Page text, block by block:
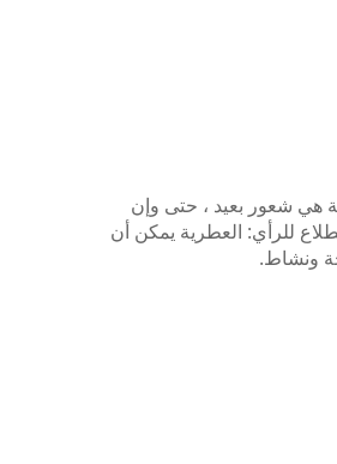
هي شعور بعيد ، حتى وإن
الناس ، كما أظهر استطلاع للرأي: العطرية يمكن أن
ونشاط.